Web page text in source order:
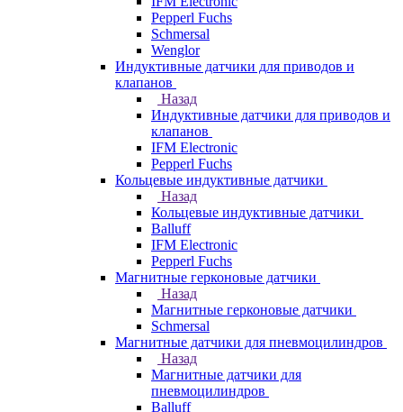
Pepperl Fuchs
Schmersal
Wenglor
Индуктивные датчики для приводов и
клапанов
Назад
Индуктивные датчики для приводов и
клапанов
IFM Electronic
Pepperl Fuchs
Кольцевые индуктивные датчики
Назад
Кольцевые индуктивные датчики
Balluff
IFM Electronic
Pepperl Fuchs
Магнитные герконовые датчики
Назад
Магнитные герконовые датчики
Schmersal
Магнитные датчики для пневмоцилиндров
Назад
Магнитные датчики для
пневмоцилиндров
Balluff